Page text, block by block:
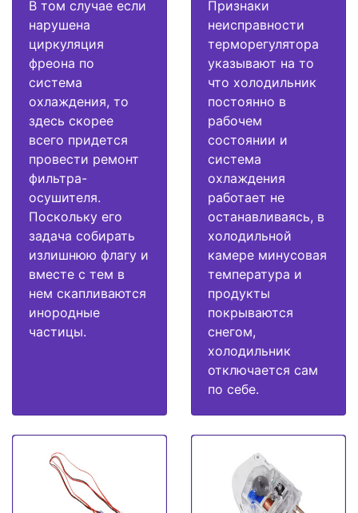
В том случае если
нарушена
циркуляция
фреона по
система
охлаждения, то
здесь скорее
всего придется
провести ремонт
фильтра-
осушителя.
Поскольку его
задача собирать
излишнюю флагу и
вместе с тем в
нем скапливаются
инородные
частицы.
Признаки
неисправности
терморегулятора
указывают на то
что холодильник
постоянно в
рабочем
состоянии и
система
охлаждения
работает не
останавливаясь, в
холодильной
камере минусовая
температура и
продукты
покрываются
снегом,
холодильник
отключается сам
по себе.